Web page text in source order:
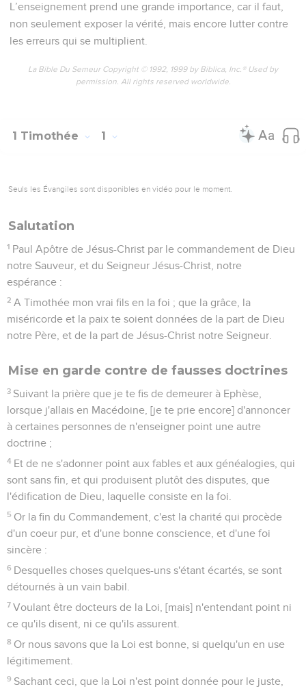
L’enseignement prend une grande importance, car il faut,
non seulement exposer la vérité, mais encore lutter contre
les erreurs qui se multiplient.
La Bible Du Semeur Copyright © 1992, 1999 by Biblica, Inc.® Used by
permission. All rights reserved worldwide.
1 Timothée 1
Seuls les Évangiles sont disponibles en vidéo pour le moment.
Salutation
1 Paul Apôtre de Jésus-Christ par le commandement de Dieu
notre Sauveur, et du Seigneur Jésus-Christ, notre
espérance :
2 A Timothée mon vrai fils en la foi ; que la grâce, la
miséricorde et la paix te soient données de la part de Dieu
notre Père, et de la part de Jésus-Christ notre Seigneur.
Mise en garde contre de fausses doctrines
3 Suivant la prière que je te fis de demeurer à Ephèse,
lorsque j'allais en Macédoine, [je te prie encore] d'annoncer
à certaines personnes de n'enseigner point une autre
doctrine ;
4 Et de ne s'adonner point aux fables et aux généalogies, qui
sont sans fin, et qui produisent plutôt des disputes, que
l'édification de Dieu, laquelle consiste en la foi.
5 Or la fin du Commandement, c'est la charité qui procède
d'un coeur pur, et d'une bonne conscience, et d'une foi
sincère :
6 Desquelles choses quelques-uns s'étant écartés, se sont
détournés à un vain babil.
7 Voulant être docteurs de la Loi, [mais] n'entendant point ni
ce qu'ils disent, ni ce qu'ils assurent.
8 Or nous savons que la Loi est bonne, si quelqu'un en use
légitimement.
9 Sachant ceci, que la Loi n'est point donnée pour le juste,